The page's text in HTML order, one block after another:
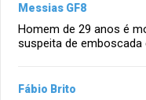
Messias GF8
Homem de 29 anos é
suspeita de emboscada
Fábio Brito